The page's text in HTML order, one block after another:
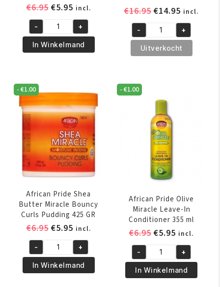
€6.95 Oorspronkelijke
was:
€6.95.
€5.95Huidige
prijs
is:
€5.95.
incl.
African
Pride
Olive
Oil
237
ml
aantal
- +
In Winkelmand
€16.95
was:
€16.95.
€14.95 Huidige
prijs
is:
€14.95.
incl.
A3
Revita
Hair
Stimulator
200
aantal
- +
Uitverkocht
-€1.00
African Pride Shea
Butter Miracle Bouncy
Curls Pudding 425 GR
€6.95 Oorspronkelijke
was:
€6.95.
€5.95Huidige
prijs
is:
€5.95.
incl.
African
Pride
Shea
- +
In Winkelmand
-€1.00
African Pride Olive
Miracle Leave-In
Conditioner 355 ml
€6.95
was:
€6.95.
€5.95 Huidige
prijs
is:
€5.95.
incl.
African
Pride
Olive
- +
In Winkelmand